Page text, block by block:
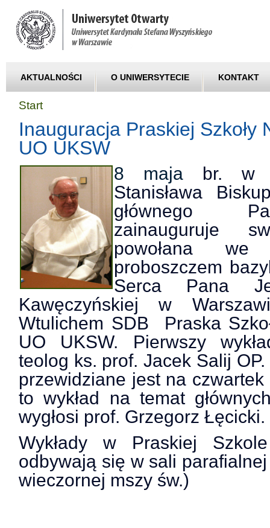
AKTUALNOŚCI O UNIWERSYTECIE KONTAKT
Start
Inauguracja Praskiej Szkoły
UO UKSW
8 maja br. w
Stanisława
głównego
zainauguruje
powołana we
proboszczem
Serca Pana
Kawęczyńskiej w
Wtulichem SDB Praska
UO UKSW. Pierwszy
teolog ks. prof. Jacek Salij
przewidziane jest na
to wykład na temat
wygłosi prof. Grzegorz Łęcicki.
Wykłady w Praskiej
odbywają się w sali
wieczornej mszy św.)